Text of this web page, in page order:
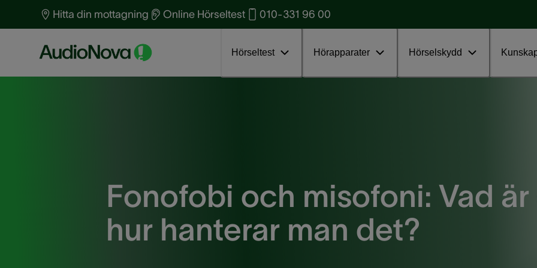
Hitta din mottagning Online Hörseltest 010-331 96 00
Hörseltest Hörapparater Hörselskydd
Boka tid för hörseltest
Starta testet
Klicka här
Om AudioNova
Fonofobi och misofoni: Vad är
hur hanterar man det?